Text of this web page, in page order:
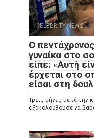
CELEBRITY NEWS
Ο
γυναίκα στο
είπε: «Αυτή
έρχεται στο
είσαι στη
Τρεις μήνες μετά την
εξακολουθούσε να